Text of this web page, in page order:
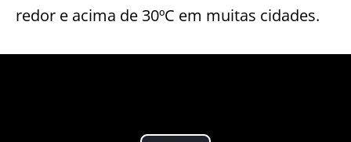
redor e acima de 30ºC em muitas cidades.